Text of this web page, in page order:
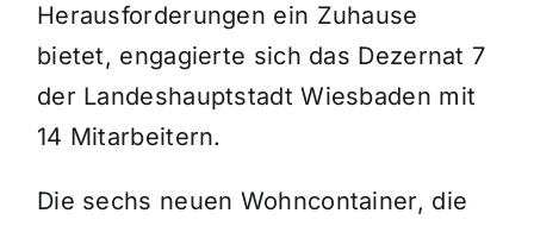
Herausforderungen ein Zuhause
bietet, engagierte sich das Dezernat 7
der Landeshauptstadt Wiesbaden mit
14 Mitarbeitern.
Die sechs neuen Wohncontainer, die